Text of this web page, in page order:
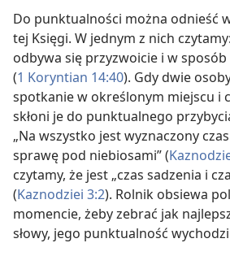
Do punktualności można odnieść
tej Księgi. W jednym z nich
odbywa się przyzwoicie i w
(1 Koryntian 14:40). Gdy dwie
spotkanie w określonym miejscu i
skłoni je do punktualnego
„Na wszystko jest wyznaczony
sprawę pod niebiosami” (
czytamy, że jest „czas sadzenia i
(Kaznodziei 3:2). Rolnik obsiewa
momencie, żeby zebrać jak
słowy, jego punktualność